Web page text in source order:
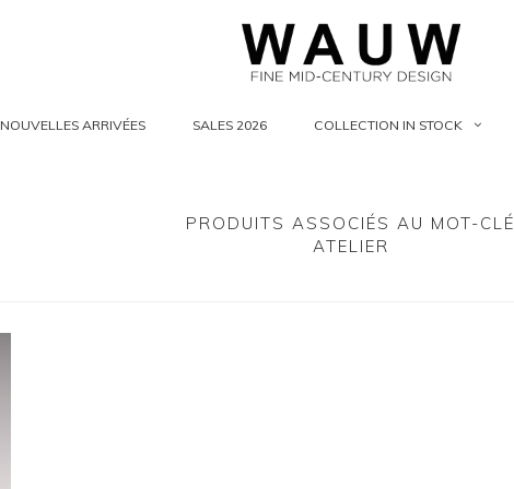
NOUVELLES ARRIVÉES SALES 2026 COLLECTION IN STOCK
PRODUITS ASSOCIÉS AU MOT-CLÉ
ATELIER